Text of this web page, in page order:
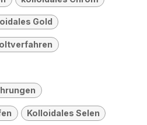
Gold
Kolloidales Selen